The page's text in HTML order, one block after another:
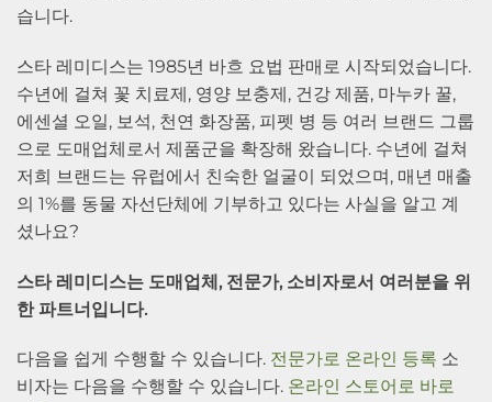
습니다.
스타 레미디스는 1985년 바흐 요법 판매로 시작되었습니다.
수년에 걸쳐 꽃 치료제, 영양 보충제, 건강 제품, 마누카 꿀,
에센셜 오일, 보석, 천연 화장품, 피펫 병 등 여러 브랜드 그룹
으로 도매업체로서 제품군을 확장해 왔습니다. 수년에 걸쳐
저희 브랜드는 유럽에서 친숙한 얼굴이 되었으며, 매년 매출
의 1%를 동물 자선단체에 기부하고 있다는 사실을 알고 계
셨나요?
스타 레미디스는 도매업체, 전문가, 소비자로서 여러분을 위
한 파트너입니다.
다음을 쉽게 수행할 수 있습니다. 전문가로 온라인 등록 소
비자는 다음을 수행할 수 있습니다. 온라인 스토어로 바로